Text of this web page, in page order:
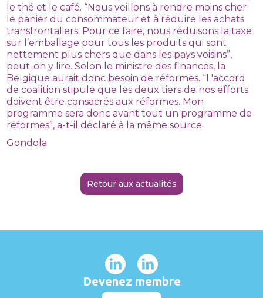
le thé et le café. “Nous veillons à rendre moins cher
le panier du consommateur et à réduire les achats
transfrontaliers. Pour ce faire, nous réduisons la taxe
sur l’emballage pour tous les produits qui sont
nettement plus chers que dans les pays voisins”,
peut-on y lire. Selon le ministre des finances, la
Belgique aurait donc besoin de réformes. “L'accord
de coalition stipule que les deux tiers de nos efforts
doivent être consacrés aux réformes. Mon
programme sera donc avant tout un programme de
réformes”, a-t-il déclaré à la même source.
Gondola
Retour aux actualités
Devenez membre